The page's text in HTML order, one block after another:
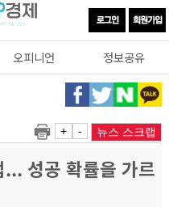
오피니언 정보공유
+ - 뉴스 스크랩
성공 확률을 가르